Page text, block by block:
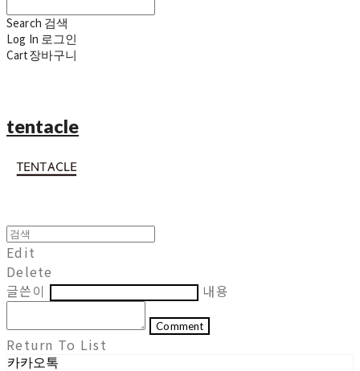
Search 검색
Log In 로그인
Cart장바구니
tentacle
Edit
Delete
글쓴이
내용
Comment
Return To List
카카오톡